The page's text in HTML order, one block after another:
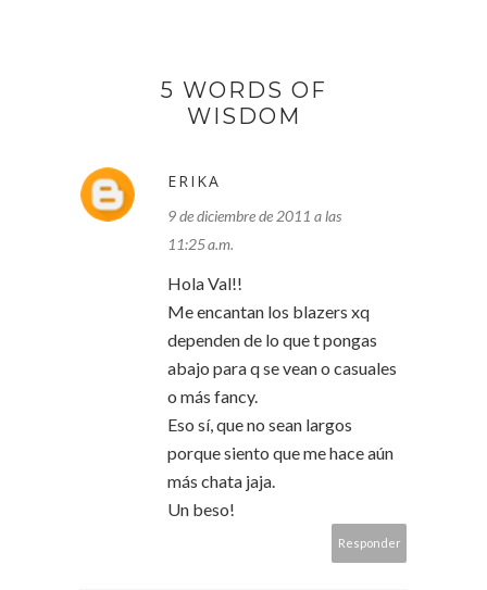
5 WORDS OF
WISDOM
ERIKA
9 de diciembre de 2011 a las
11:25 a.m.
Hola Val!!
Me encantan los blazers xq
dependen de lo que t pongas
abajo para q se vean o casuales
o más fancy.
Eso sí, que no sean largos
porque siento que me hace aún
más chata jaja.
Un beso!
Responder